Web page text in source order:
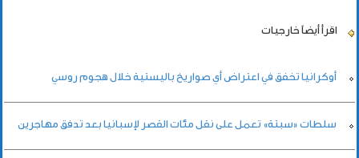
اقرأ أيضاً خارجيات
أوكرانيا تخفق في اعتراض أي صواريخ باليستية خلال هجوم روسي
سلطات «سبتة» تعمل على نقل مئات القصر لإسبانيا بعد تدفق مهاجرين